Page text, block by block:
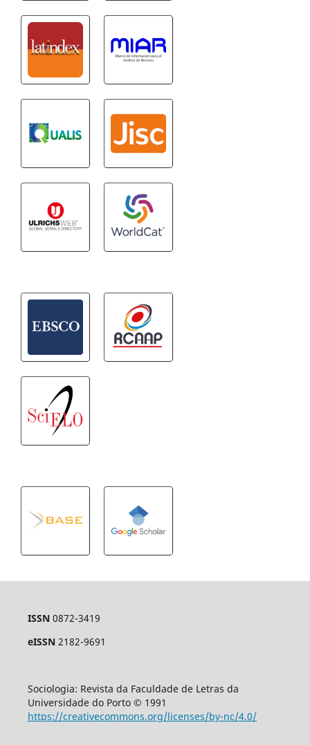
ISSN 0872-3419
eISSN 2182-9691
Sociologia: Revista da Faculdade de Letras da
Universidade do Porto © 1991
https://creativecommons.org/licenses/by-nc/4.0/